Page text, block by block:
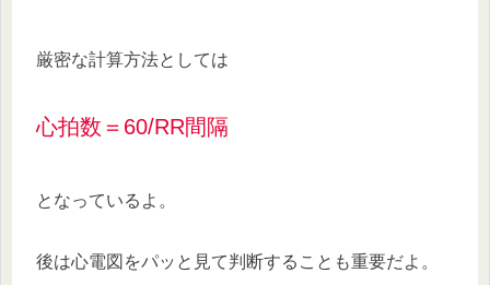
厳密な計算方法としては
心拍数＝60/RR間隔
となっているよ。
後は心電図をパッと見て判断することも重要だよ。